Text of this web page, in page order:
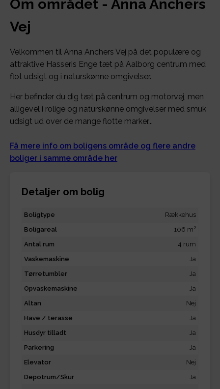
Om området - Anna Anchers
Vej
Velkommen til Anna Anchers Vej på det populære og
attraktive Hasseris Enge tæt på Aalborg centrum med
flot udsigt og i naturskønne omgivelser.
Her befinder du dig tæt på centrum og motorvej, men
alligevel i rolige og naturskønne omgivelser med smuk
udsigt ud over de mange flotte marker...
Få mere info om boligens område og flere andre
boliger i samme område her
Detaljer om bolig
Boligtype
Rækkehus
Boligareal
106 m2
Antal rum
4 rum
Vaskemaskine
Ja
Tørretumbler
Ja
Opvaskemaskine
Ja
Altan
Nej
Have / terasse
Ja
Husdyr tilladt
Ja
Parkering
Ja
Elevator
Nej
Depotrum/Skur
Ja